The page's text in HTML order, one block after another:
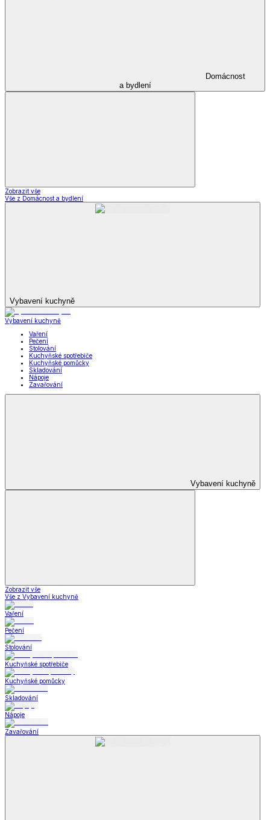
Domácnost
a bydlení
Zobrazit vše
Vše z Domácnost a bydlení
Vybavení kuchyně
Vybavení kuchyně
Vaření
Pečení
Stolování
Kuchyňské spotřebiče
Kuchyňské pomůcky
Skladování
Nápoje
Zavařování
Vybavení kuchyně
Zobrazit vše
Vše z Vybavení kuchyně
Vaření
Pečení
Stolování
Kuchyňské spotřebiče
Kuchyňské pomůcky
Skladování
Nápoje
Zavařování